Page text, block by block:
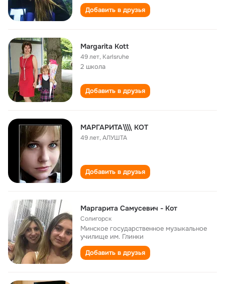
Добавить в друзья
Margarita Kott
49 лет, Karlsruhe
2 школа
Добавить в друзья
МАРГАРИТА\\\\ КОТ
49 лет,АЛУШТА
Добавить в друзья
Маргарита Самусевич - Кот
Солигорск
Минское государственное музыкальное
училище им. Глинки
Добавить в друзья